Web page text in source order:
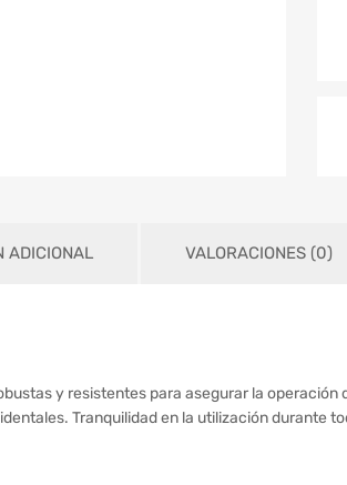
ADICIONAL VALORACIONES (0)
y resistentes para asegurar la
Tranquilidad en la utilización durante